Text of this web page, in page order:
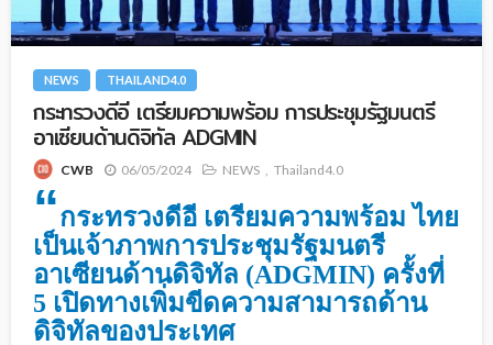
NEWS THAILAND4.0
กระทรวงดีอี เตรียมความพร้อม การประชุมรัฐมนตรี
อาเซียนด้านดิจิทัล ADGMIN
CWB 06/05/2024 NEWS Thailand4.0
“กระทรวงดีอี เตรียมความพร้อม ไทย
เป็นเจ้าภาพการประชุมรัฐมนตรี
อาเซียนด้านดิจิทัล (ADGMIN) ครั้งที่
5 เปิดทางเพิ่มขีดความสามารถด้าน
ดิจิทัลของประเทศ